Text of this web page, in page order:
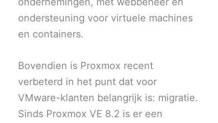
ondersteuning voor virtuele machines
en containers.
Bovendien is Proxmox recent
verbeterd in het punt dat voor
VMware-klanten belangrijk is: migratie.
Sinds Proxmox VE 8.2 is er een